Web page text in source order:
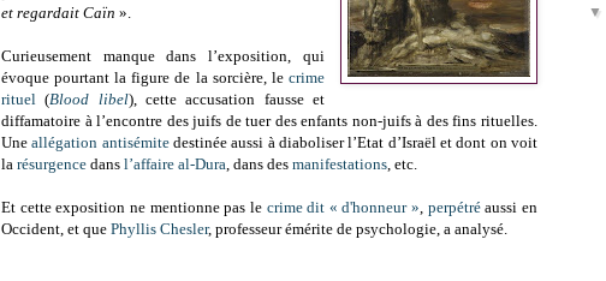
et regardait Caïn ».
Curieusement manque dans l’exposition, qui
évoque pourtant la figure de la sorcière, le crime
rituel (Blood libel), cette accusation fausse et
diffamatoire à l’encontre des juifs de tuer des enfants non-juifs à des fins rituelles.
Uneallégation antisémitedestinée aussi à diaboliser l’Etat d’Israël et dont on voit
la résurgence dans l’affaire al-Dura, dans des manifestations, etc.
Et cette exposition ne mentionne pas le crime dit « d'honneur », perpétréaussi en
Occident, et que Phyllis Chesler, professeur émérite de psychologie, a analysé.
▼